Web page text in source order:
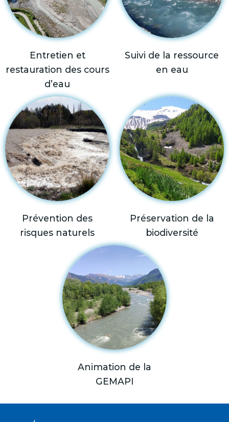
Entretien et
restauration des cours
d’eau
Suivi de la ressource
en eau
Prévention des
risques naturels
Préservation de la
biodiversité
Animation de la
GEMAPI